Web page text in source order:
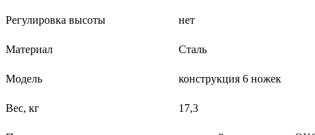
Регулировка высоты нет
Материал Сталь
Модель конструкция 6 ножек
Вес, кг 17,3